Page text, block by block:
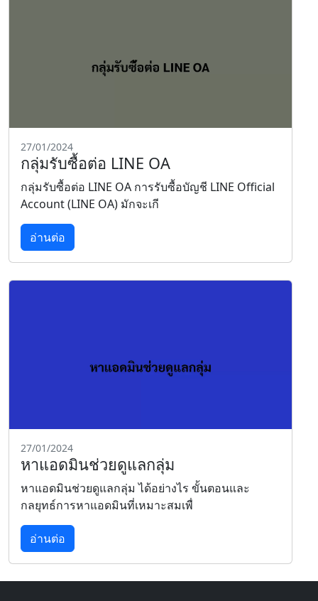
27/01/2024
กลุ่มรับซื้อต่อ LINE OA
กลุ่มรับซื้อต่อ LINE OA การรับซื้อบัญชี LINE Official
Account (LINE OA) มักจะเกี
อ่านต่อ
27/01/2024
หาแอดมินช่วยดูแลกลุ่ม
หาแอดมินช่วยดูแลกลุ่ม ได้อย่างไร ขั้นตอนและ
กลยุทธ์การหาแอดมินที่เหมาะสมเพื่
อ่านต่อ